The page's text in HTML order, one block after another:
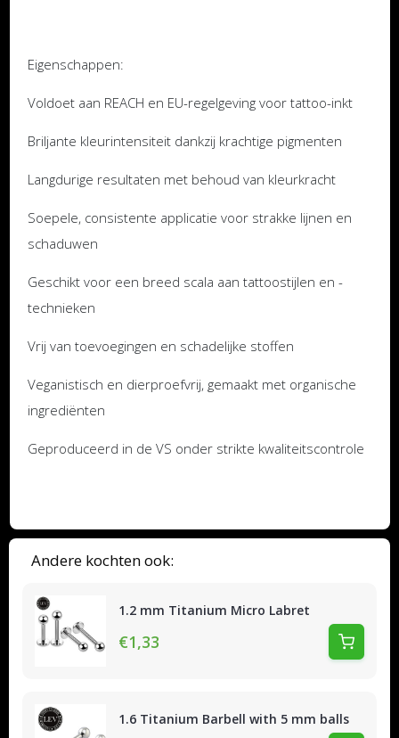
Andere kochten ook:
1.2 mm Titanium Micro Labret
€1,33
1.6 Titanium Barbell with 5 mm balls
Eigenschappen:
Voldoet aan REACH en EU-regelgeving voor tattoo-inkt
Briljante kleurintensiteit dankzij krachtige pigmenten
Langdurige resultaten met behoud van kleurkracht
Soepele, consistente applicatie voor strakke lijnen en
schaduwen
Geschikt voor een breed scala aan tattoostijlen en -
technieken
Vrij van toevoegingen en schadelijke stoffen
Veganistisch en dierproefvrij, gemaakt met organische
ingrediënten
Geproduceerd in de VS onder strikte kwaliteitscontrole